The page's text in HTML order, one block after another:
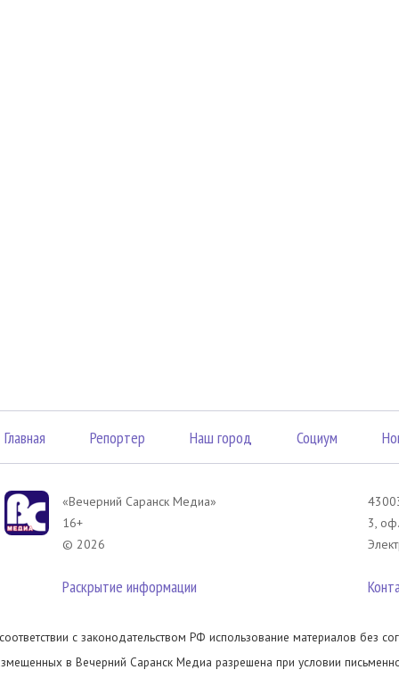
Главная Репортер Наш город Социум
«Вечерний Саранск Mедиа»
16+
© 2026
Раскрытие информации
3,
с законодательством РФ использование материалов без
в Вечерний Саранск Медиа разрешена при условии